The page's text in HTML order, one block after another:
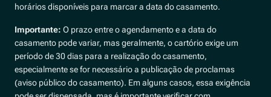
horários disponíveis para marcar a data do casamento.
Importante: O prazo entre o agendamento e a data do
casamento pode variar, mas geralmente, o cartório exige um
período de 30 dias para a realização do casamento,
especialmente se for necessário a publicação de proclamas
(aviso público do casamento). Em alguns casos, essa exigência